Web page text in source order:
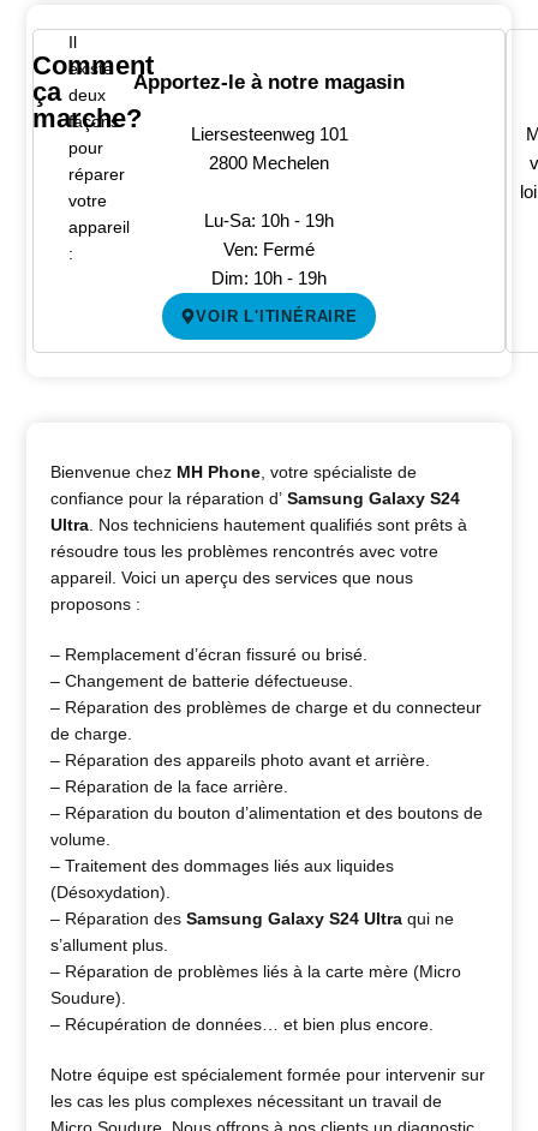
Comment
ça
marche?
Il
existe
deux
façons
pour
réparer
votre
appareil
:
Apportez-le à notre magasin
Liersesteenweg 101
2800 Mechelen
Lu-Sa: 10h - 19h
Ven: Fermé
Dim: 10h - 19h
VOIR L'ITINÉRAIRE
Bienvenue chez MH Phone , votre spécialiste de
confiance pour la réparation d’ Samsung Galaxy S24
Ultra . Nos techniciens hautement qualifiés sont prêts à
résoudre tous les problèmes rencontrés avec votre
appareil. Voici un aperçu des services que nous
proposons :
– Remplacement d’écran fissuré ou brisé.
– Changement de batterie défectueuse.
– Réparation des problèmes de charge et du connecteur
de charge.
– Réparation des appareils photo avant et arrière.
– Réparation de la face arrière.
– Réparation du bouton d’alimentation et des boutons de
volume.
– Traitement des dommages liés aux liquides
(Désoxydation).
– Réparation desSamsung Galaxy S24 Ultra qui ne
s’allument plus.
– Réparation de problèmes liés à la carte mère (Micro
Soudure).
– Récupération de données… et bien plus encore.
Notre équipe est spécialement formée pour intervenir sur
les cas les plus complexes nécessitant un travail de
Micro Soudure. Nous offrons à nos clients un diagnostic